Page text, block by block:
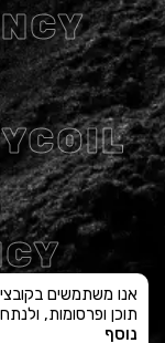
תוכן ופרסומות,
נוסף